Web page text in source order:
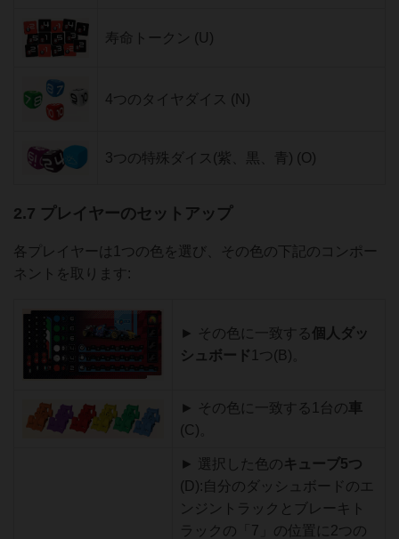
寿命トークン (U)
4つのタイヤダイス (N)
3つの特殊ダイス(紫、黒、青) (O)
2.7 プレイヤーのセットアップ
各プレイヤーは1つの色を選び、その色の下記のコンポー
ネントを取ります:
► その色に一致する個人ダッ
シュボード 1つ(B)。
► その色に一致する1台の車
(C)。
► 選択した色のキューブ5つ
(D):自分のダッシュボードのエ
ンジントラックとブレーキト
ラックの「7」の位置に2つの